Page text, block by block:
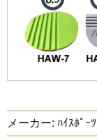
メーカー: ﾊｲｽﾎﾟｰﾂ